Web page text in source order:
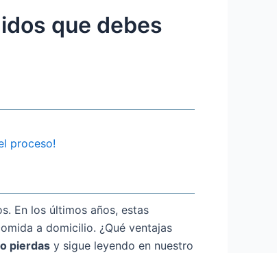
que debes
proceso!
En los últimos años, estas
a domicilio. ¿Qué ventajas
pierdas y sigue leyendo en nuestro